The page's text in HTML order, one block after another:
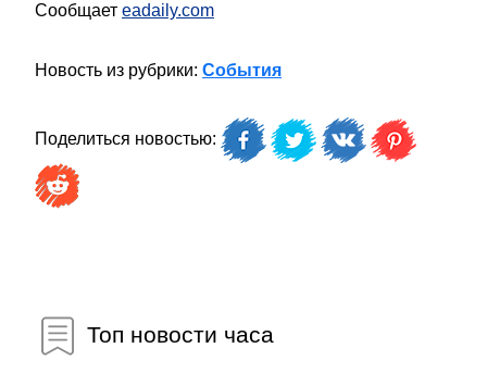
Сообщает eadaily.com
Новость из рубрики: События
Поделиться новостью:
Топ новости часа